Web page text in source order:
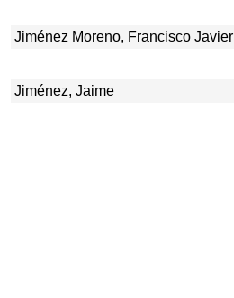
Jiménez Moreno, Francisco Javier
Jiménez, Jaime